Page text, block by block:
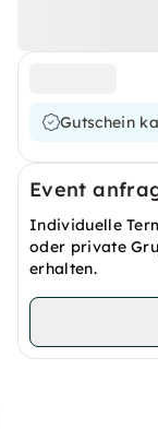
Gutschein
Event
Individuelle
oder private
erhalten.